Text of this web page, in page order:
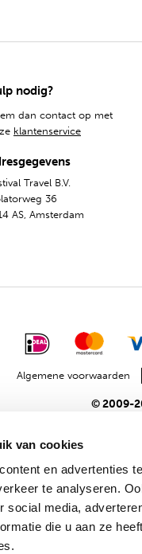
van cookies
en advertenties
te analyseren.
social media,
die u aan ze
nodig?
dan contact op met
klantenservice
Travel B.V.
36
AS, Amsterdam
Algemene voorwaarden
© 2009-